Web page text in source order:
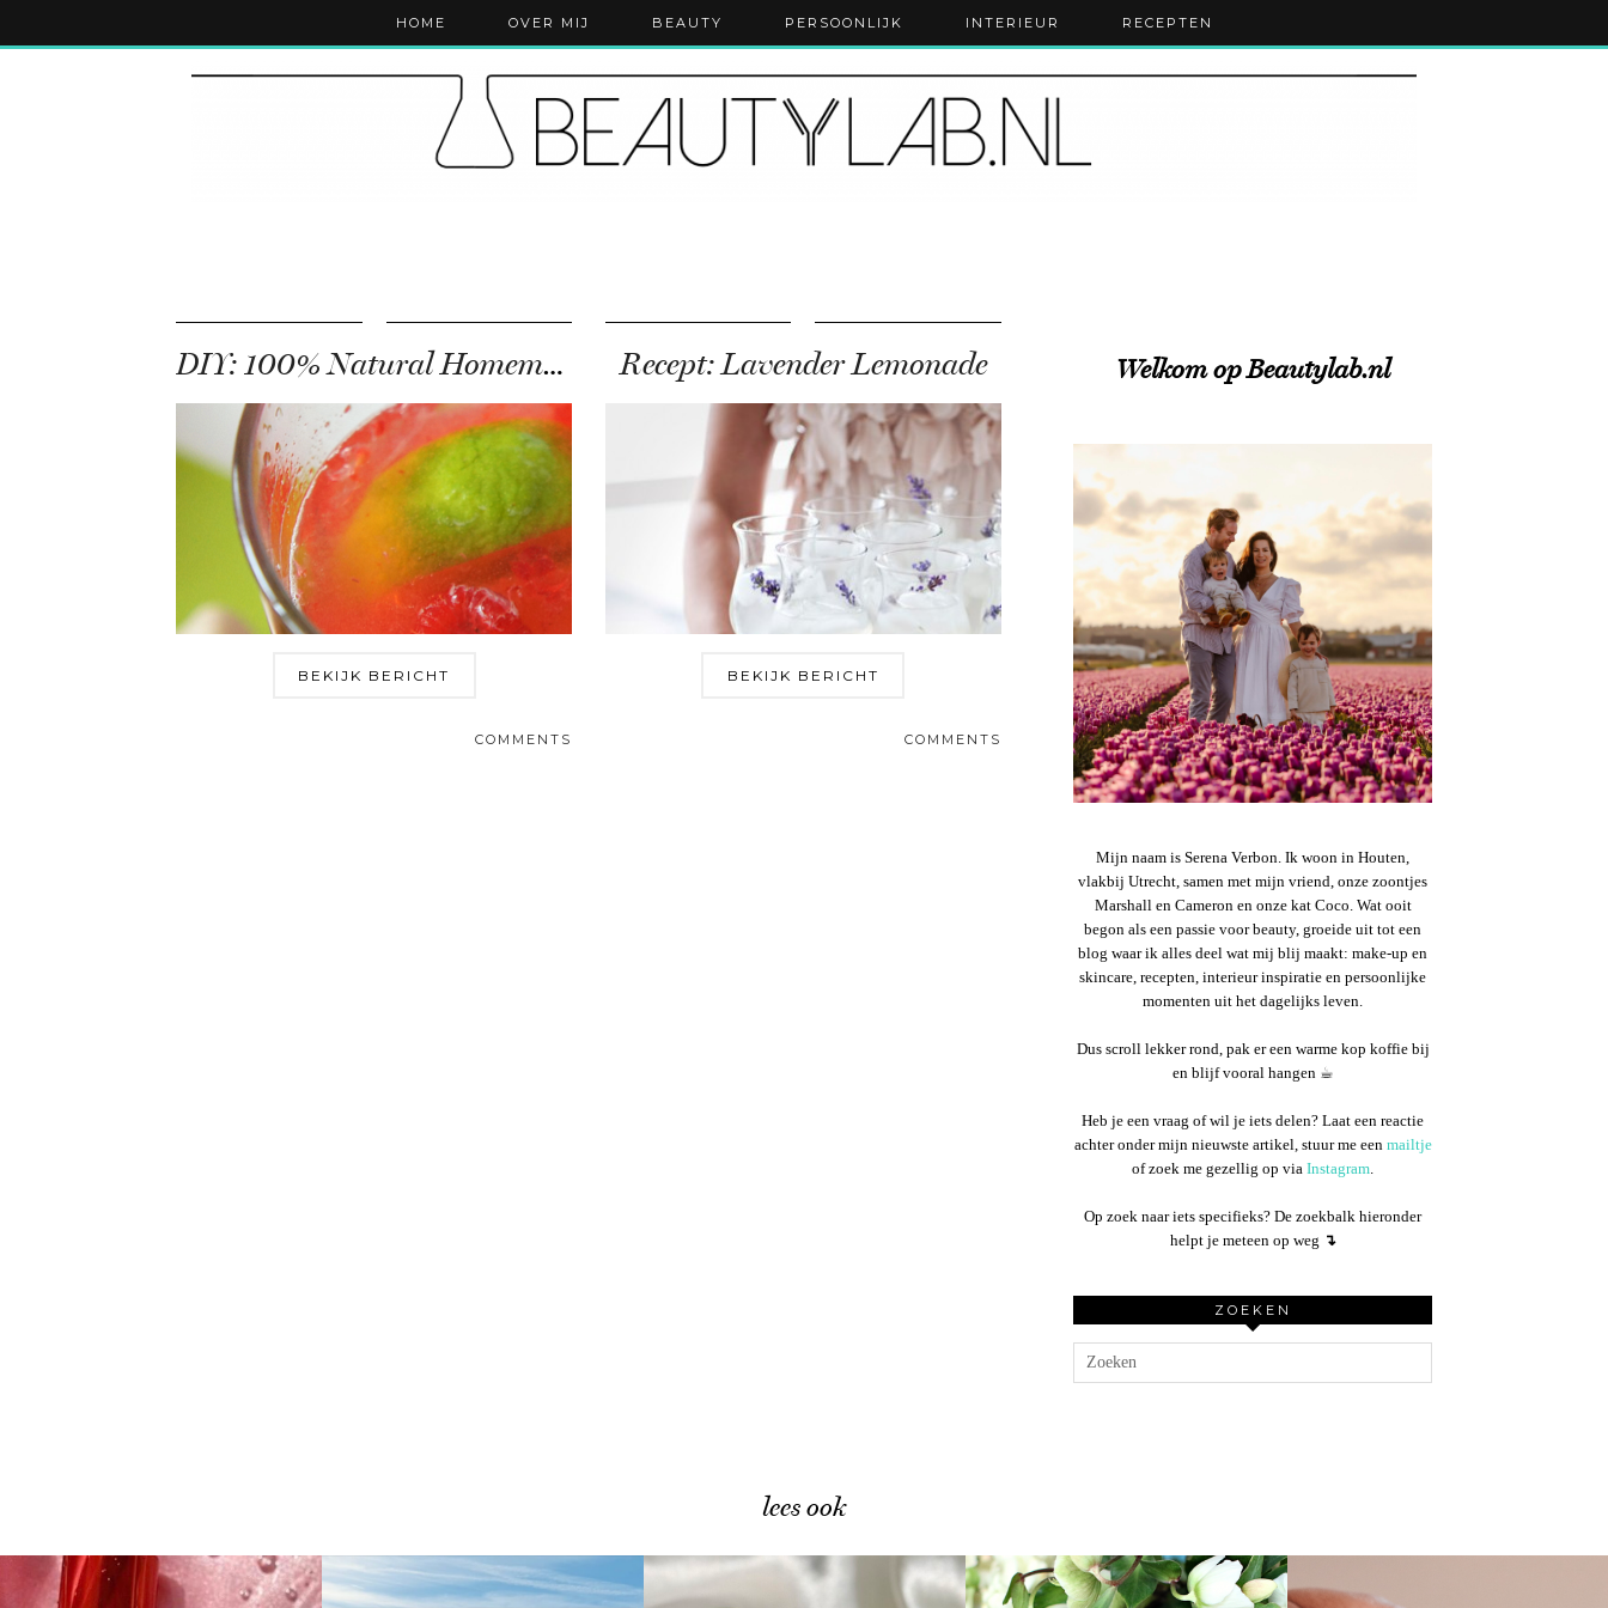
HOME OVER MIJ BEAUTY PERSOONLIJK INTERIEUR RECEPTEN
DIY: 100% Natural Homemade Raspberry Lemonade
BEKIJK BERICHT
COMMENTS
Recept: Lavender Lemonade
BEKIJK BERICHT
COMMENTS
Welkom op Beautylab.nl
Mijn naam is Serena Verbon. Ik woon in Houten,
vlakbij Utrecht, samen met mijn vriend, onze zoontjes
Marshall en Cameron en onze kat Coco. Wat ooit
begon als een passie voor beauty, groeide uit tot een
blog waar ik alles deel wat mij blij maakt: make-up en
skincare, recepten, interieur inspiratie en persoonlijke
momenten uit het dagelijks leven.
Dus scroll lekker rond, pak er een warme kop koffie bij
en blijf vooral hangen ☕︎
Heb je een vraag of wil je iets delen? Laat een reactie
achter onder mijn nieuwste artikel, stuur me een mailtje
of zoek me gezellig op via Instagram.
Op zoek naar iets specifieks? De zoekbalk hieronder
helpt je meteen op weg ↴
ZOEKEN
lees ook